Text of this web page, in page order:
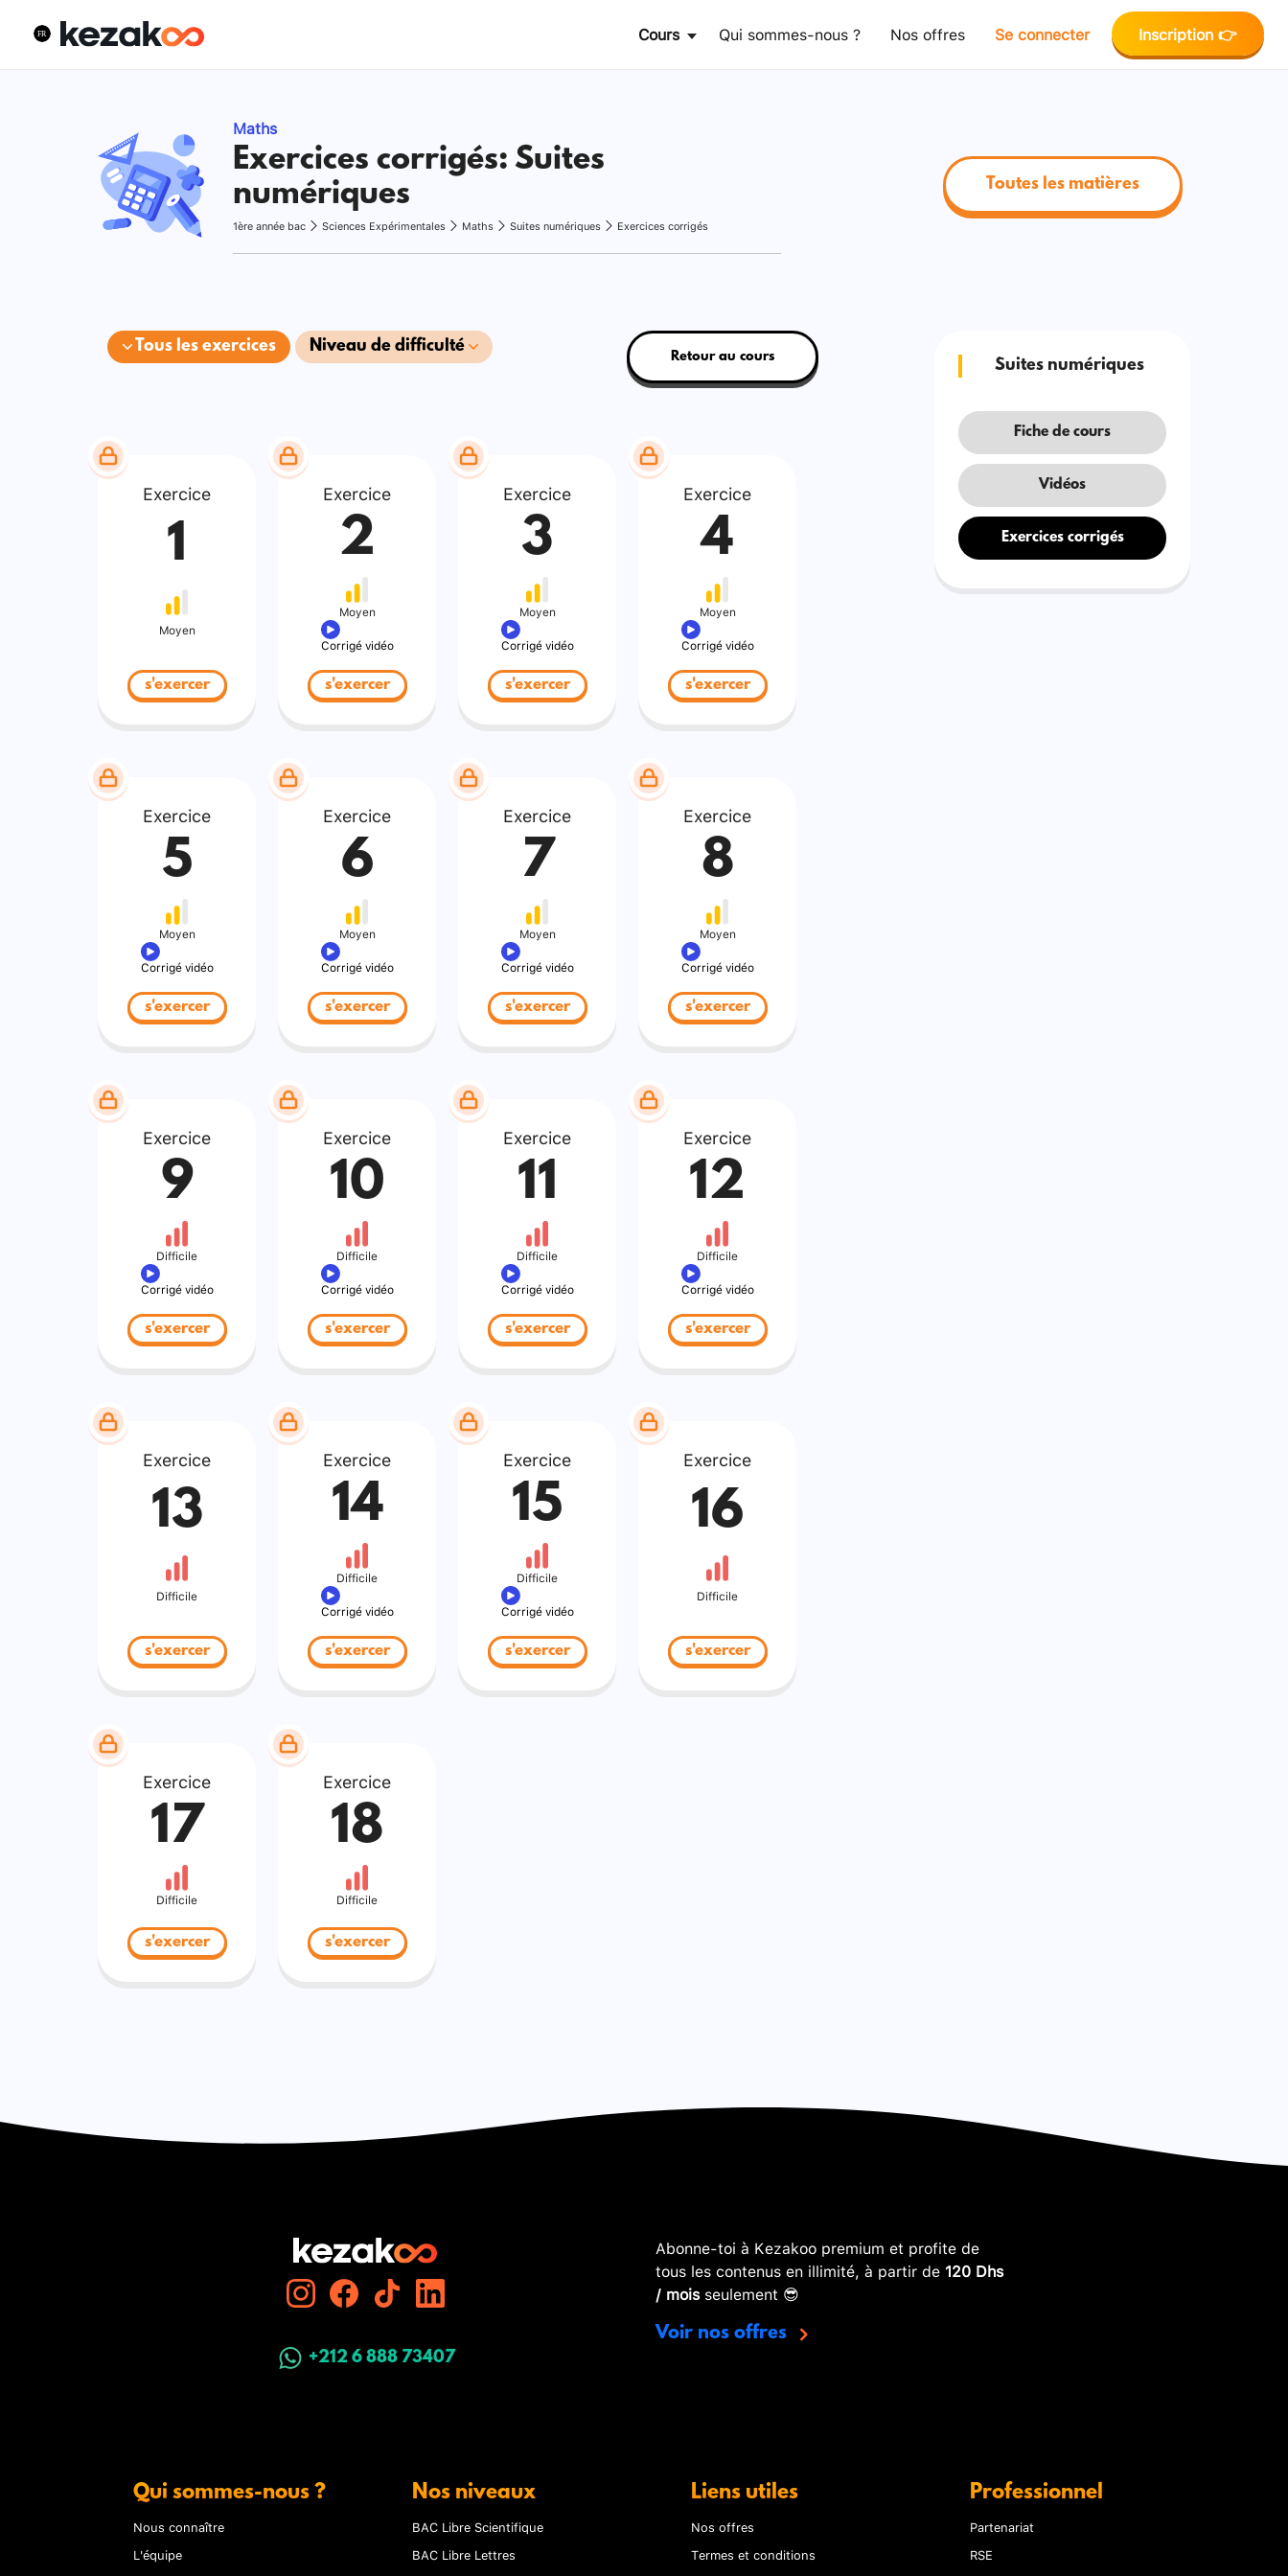
Cours Qui sommes-nous ? Nos offres Se connecter Inscription 👉
Maths
Exercices corrigés: Suites
numériques
1ère année bac Sciences Expérimentales Maths Suites numériques Exercices corrigés
Toutes les matières
Tous les exercices Niveau de difficulté
Retour au cours
Exercice
1
Moyen
s'exercer
Exercice
2
Moyen
Corrigé vidéo
s'exercer
Exercice
3
Moyen
Corrigé vidéo
s'exercer
Exercice
4
Moyen
Corrigé vidéo
s'exercer
Exercice
5
Moyen
Corrigé vidéo
s'exercer
Exercice
6
Moyen
Corrigé vidéo
s'exercer
Exercice
7
Moyen
Corrigé vidéo
s'exercer
Exercice
8
Moyen
Corrigé vidéo
s'exercer
Exercice
9
Difficile
Corrigé vidéo
s'exercer
Exercice
10
Difficile
Corrigé vidéo
s'exercer
Exercice
11
Difficile
Corrigé vidéo
s'exercer
Exercice
12
Difficile
Corrigé vidéo
s'exercer
Exercice
13
Difficile
s'exercer
Exercice
14
Difficile
Corrigé vidéo
s'exercer
Exercice
15
Difficile
Corrigé vidéo
s'exercer
Exercice
16
Difficile
s'exercer
Exercice
17
Difficile
s'exercer
Exercice
18
Difficile
s'exercer
Suites numériques
Fiche de cours
Vidéos
Exercices corrigés
+212 6 888 73407
Abonne-toi à Kezakoo premium et profite de
tous les contenus en illimité, à partir de 120 Dhs
/ moisseulement 😎
Voir nos offres
Qui sommes-nous ?
Nous connaître
L'équipe
Nos niveaux
BAC Libre Scientifique
BAC Libre Lettres
Liens utiles
Nos offres
Termes et conditions
Professionnel
Partenariat
RSE